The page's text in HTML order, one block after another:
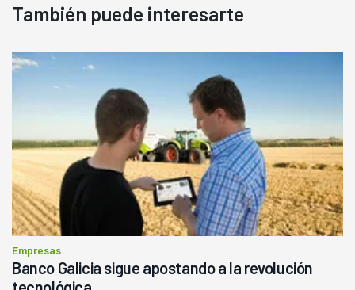
También puede interesarte
Empresas
Banco Galicia sigue apostando a la revolución